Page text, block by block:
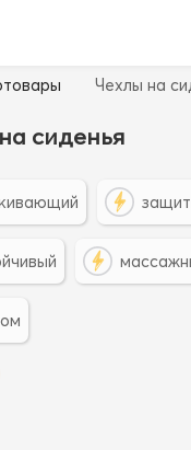
Чехлы на
сиденья